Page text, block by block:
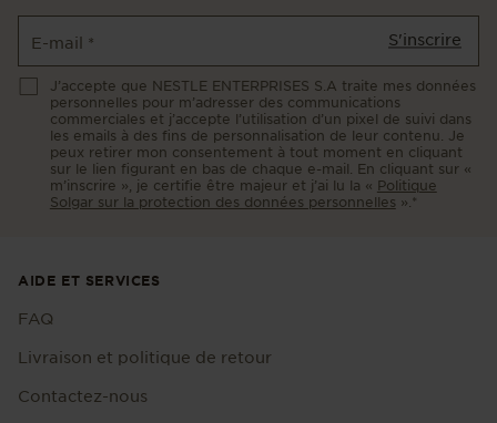
E-mail * S'inscrire
J’accepte que NESTLE ENTERPRISES S.A traite mes données
personnelles pour m’adresser des communications
commerciales et j’accepte l’utilisation d’un pixel de suivi dans
les emails à des fins de personnalisation de leur contenu. Je
peux retirer mon consentement à tout moment en cliquant
sur le lien figurant en bas de chaque e-mail. En cliquant sur «
m’inscrire », je certifie être majeur et j’ai lu la « Politique
Solgar sur la protection des données personnelles ».*
AIDE ET SERVICES
FAQ
Livraison et politique de retour
Contactez-nous